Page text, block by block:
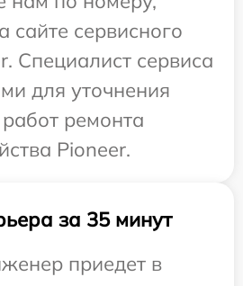
сайте сервисного
Специалист сервиса
для уточнения
ремонта
Pioneer.
за 35 минут
приедет в